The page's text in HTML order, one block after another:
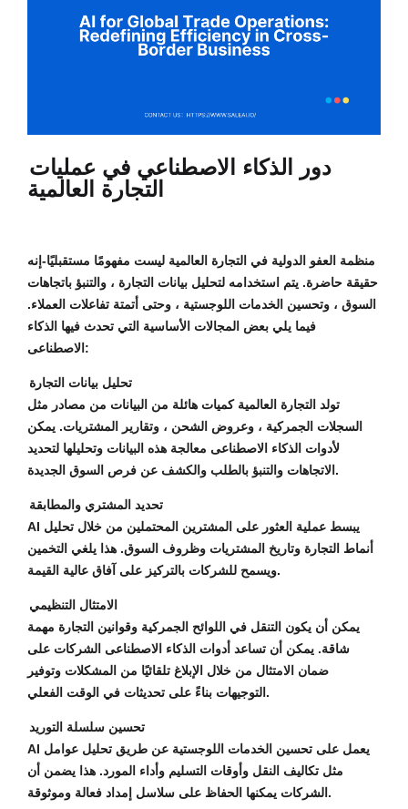
دور الذكاء الاصطناعي في عمليات
التجارة العالمية
منظمة العفو الدولية في التجارة العالمية ليست مفهومًا مستقبليًا-إنه
حقيقة حاضرة. يتم استخدامه لتحليل بيانات التجارة ، والتنبؤ باتجاهات
السوق ، وتحسين الخدمات اللوجستية ، وحتى أتمتة تفاعلات العملاء.
فيما يلي بعض المجالات الأساسية التي تحدث فيها الذكاء
الاصطناعى:
تحليل بيانات التجارة
تولد التجارة العالمية كميات هائلة من البيانات من مصادر مثل
السجلات الجمركية ، وعروض الشحن ، وتقارير المشتريات. يمكن
لأدوات الذكاء الاصطناعى معالجة هذه البيانات وتحليلها لتحديد
الاتجاهات والتنبؤ بالطلب والكشف عن فرص السوق الجديدة.
تحديد المشتري والمطابقة
AI يبسط عملية العثور على المشترين المحتملين من خلال تحليل
أنماط التجارة وتاريخ المشتريات وظروف السوق. هذا يلغي التخمين
ويسمح للشركات بالتركيز على آفاق عالية القيمة.
الامتثال التنظيمي
يمكن أن يكون التنقل في اللوائح الجمركية وقوانين التجارة مهمة
شاقة. يمكن أن تساعد أدوات الذكاء الاصطناعى الشركات على
ضمان الامتثال من خلال الإبلاغ تلقائيًا من المشكلات وتوفير
التوجيهات بناءً على تحديثات في الوقت الفعلي.
تحسين سلسلة التوريد
AI يعمل على تحسين الخدمات اللوجستية عن طريق تحليل عوامل
مثل تكاليف النقل وأوقات التسليم وأداء المورد. هذا يضمن أن
الشركات يمكنها الحفاظ على سلاسل إمداد فعالة وموثوقة.